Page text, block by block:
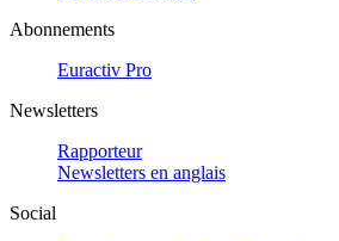
Abonnements
Euractiv Pro
Newsletters
Rapporteur
Newsletters en anglais
Social